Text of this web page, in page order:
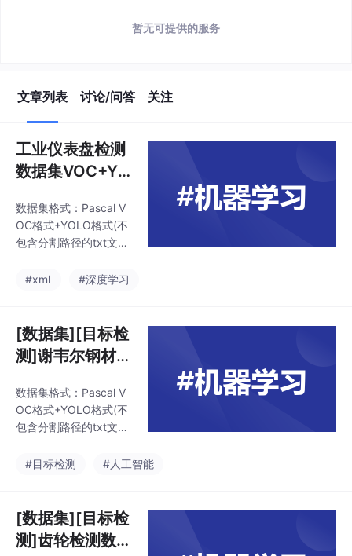
暂无可提供的服务
文章列表 讨论/问答 关注
工业仪表盘检测
数据集VOC+YO
类别
数据集格式：Pascal V
OC格式+YOLO格式(不
包含分割路径的txt文
及对应的VOC格式xml
对训练的模型或者权重
文件精度作任何保证，
数据集只提供准确且合
文件个数)：783。标注
数量(xml文件个数)：78
3。标注数量(txt文件个
称:["meter"]meter 框数
#xml #深度学习
[数据集][目标检
测]谢韦尔钢材缺
OC+YOLO格式
6666张4类别
数据集格式：Pascal V
OC格式+YOLO格式(不
包含分割路径的txt文
及对应的VOC格式xml
k","patches","pittin
g","scratches"]特别声
明：本数据集不对训练
#目标检测 #人工智能
[数据集][目标检
测]齿轮检测数据